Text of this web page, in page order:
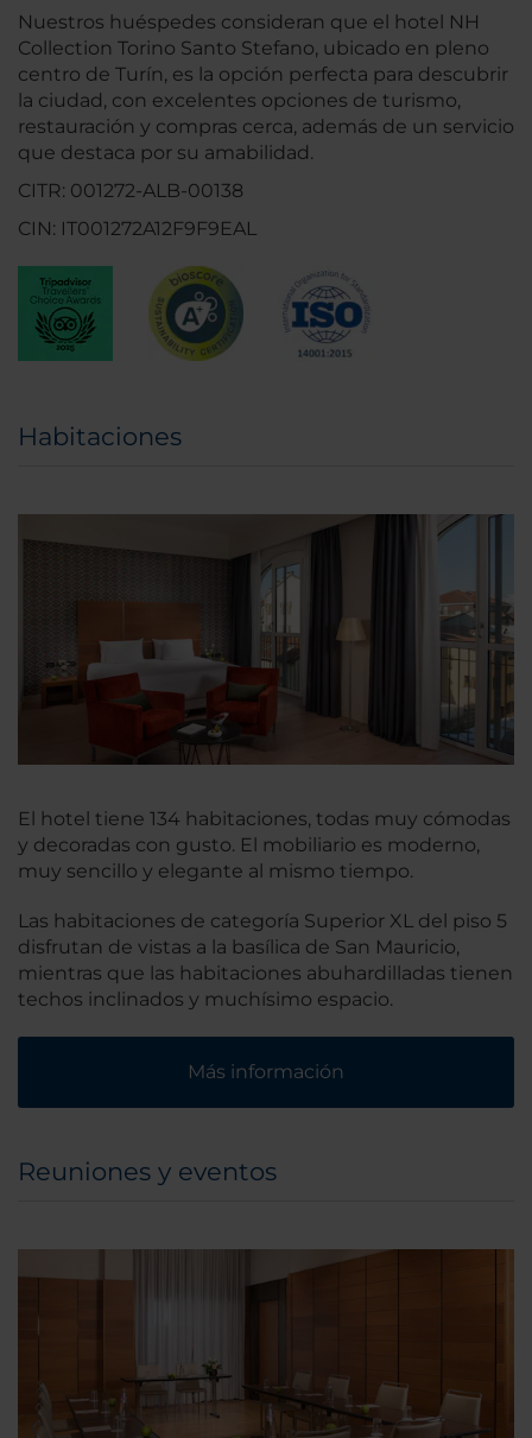
Nuestros huéspedes consideran que el hotel NH
Collection Torino Santo Stefano, ubicado en pleno
centro de Turín, es la opción perfecta para descubrir
la ciudad, con excelentes opciones de turismo,
restauración y compras cerca, además de un servicio
que destaca por su amabilidad.
CITR: 001272-ALB-00138
CIN: IT001272A12F9F9EAL
Habitaciones
El hotel tiene 134 habitaciones, todas muy cómodas
y decoradas con gusto. El mobiliario es moderno,
muy sencillo y elegante al mismo tiempo.
Las habitaciones de categoría Superior XL del piso 5
disfrutan de vistas a la basílica de San Mauricio,
mientras que las habitaciones abuhardilladas tienen
techos inclinados y muchísimo espacio.
Más información
Reuniones y eventos